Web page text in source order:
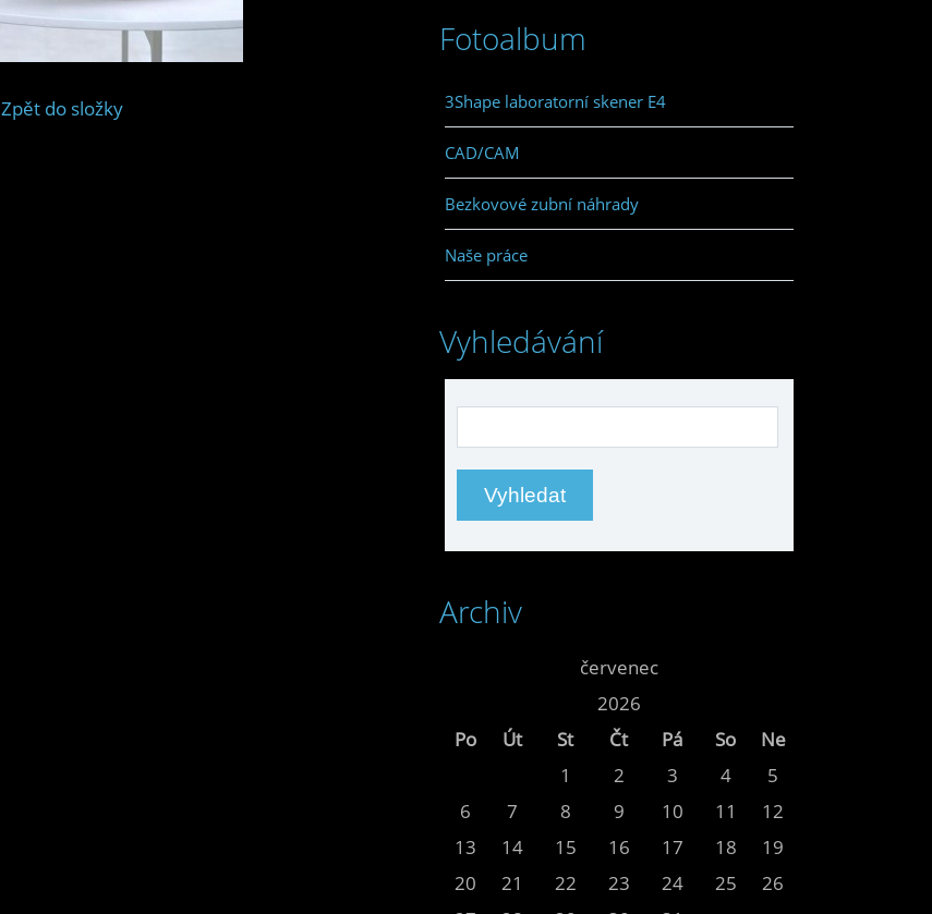
Zpět do složky
Fotoalbum
3Shape laboratorní skener E4
CAD/CAM
Bezkovové zubní náhrady
Naše práce
Vyhledávání
Archiv
červenec
2026
Po
Út St Čt Pá So
Ne
1
2 3 4
5
6
7 8 9 10 11
12
13
14 15 16 17 18
19
20
21 22 23 24 25
26